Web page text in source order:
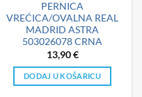
PERNICA
VREĆICA/OVALNA REAL
MADRID ASTRA
503026078 CRNA
13,90€
DODAJ U KOŠARICU